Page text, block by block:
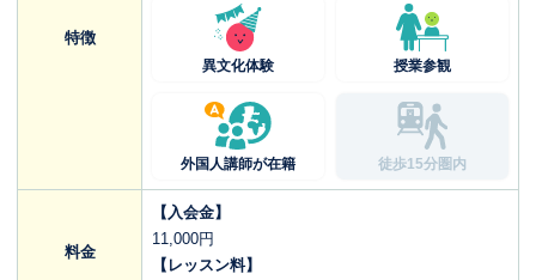
特徴
異文化体験 授業参観
外国人講師が在籍 徒歩15分圏内
料金
【入会金】
11,000円
【レッスン料】